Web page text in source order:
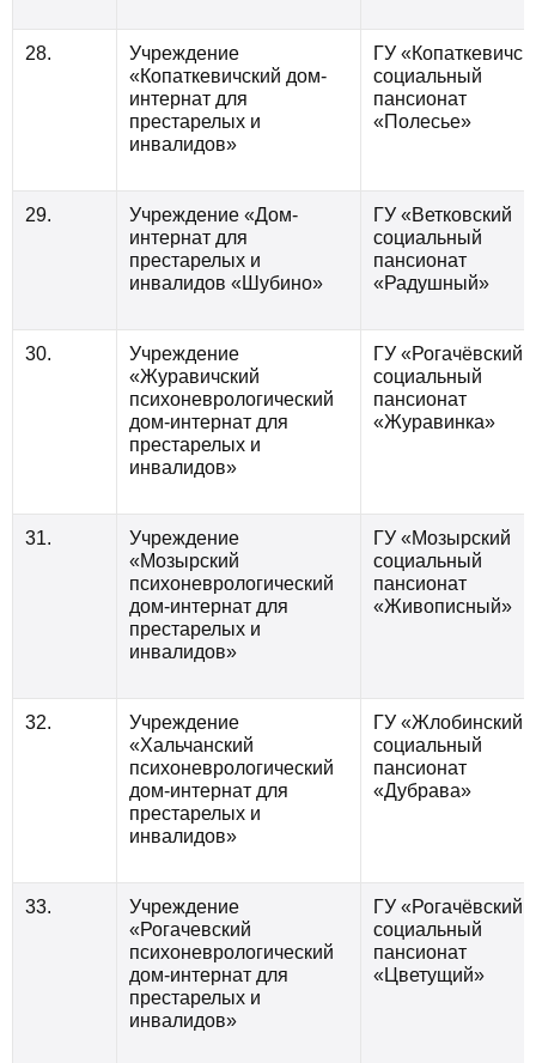
28.
Учреждение
«Копаткевичский дом-
интернат для
престарелых и
инвалидов»
ГУ
социальный
пансионат
«Полесье»
29.
Учреждение «Дом-
интернат для
престарелых и
инвалидов «Шубино»
ГУ «Ветковский
социальный
пансионат
«Радушный»
30.
Учреждение
«Журавичский
психоневрологический
дом-интернат для
престарелых и
инвалидов»
ГУ «Рогачёвский
социальный
пансионат
«Журавинка»
31.
Учреждение
«Мозырский
психоневрологический
дом-интернат для
престарелых и
инвалидов»
ГУ «Мозырский
социальный
пансионат
«Живописный»
32.
Учреждение
«Хальчанский
психоневрологический
дом-интернат для
престарелых и
инвалидов»
ГУ «Жлобинский
социальный
пансионат
«Дубрава»
33.
Учреждение
«Рогачевский
психоневрологический
дом-интернат для
престарелых и
инвалидов»
ГУ «Рогачёвский
социальный
пансионат
«Цветущий»